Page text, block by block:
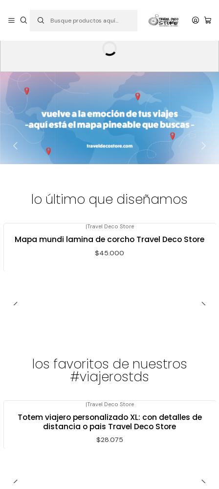
PEDIDOS ABIERTOS: CON ENVIOS A TODO CHILE
lo último que diseñamos
|Travel Deco Store
Mapa mundi lamina de corcho Travel Deco Store
$45.000
los favoritos de nuestros
#viajerostds
|Travel Deco Store
Totem viajero personalizado XL: con detalles de
distancia o pais Travel Deco Store
$28.075